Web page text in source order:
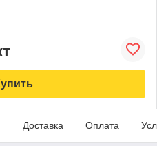
Доставка Оплата